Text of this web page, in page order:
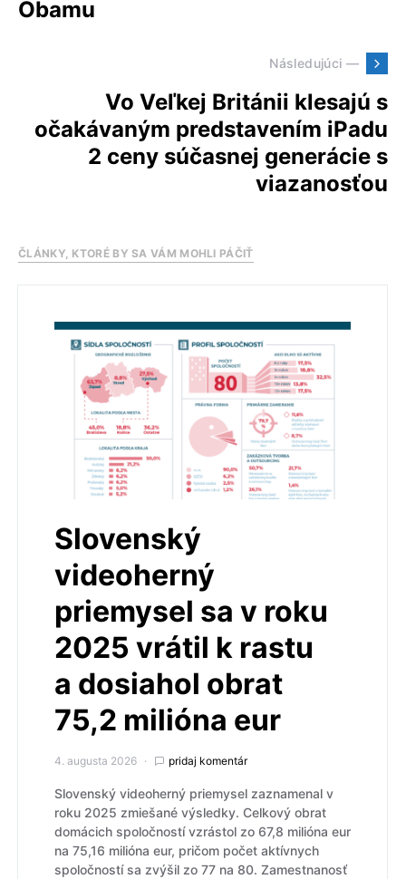
Obamu
Následujúci —
Vo Veľkej Británii klesajú s
očakávaným predstavením iPadu
2 ceny súčasnej generácie s
viazanosťou
ČLÁNKY, KTORÉ BY SA VÁM MOHLI PÁČIŤ
Slovenský
videoherný
priemysel sa v roku
2025 vrátil k rastu
a dosiahol obrat
75,2 milióna eur
4. augusta 2026 pridaj komentár
Slovenský videoherný priemysel zaznamenal v
roku 2025 zmiešané výsledky. Celkový obrat
domácich spoločností vzrástol zo 67,8 milióna eur
na 75,16 milióna eur, pričom počet aktívnych
spoločností sa zvýšil zo 77 na 80. Zamestnanosť